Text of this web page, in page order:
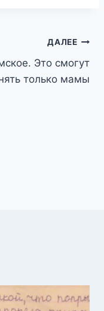
ДАЛЕЕ
Это смогут
только мамы